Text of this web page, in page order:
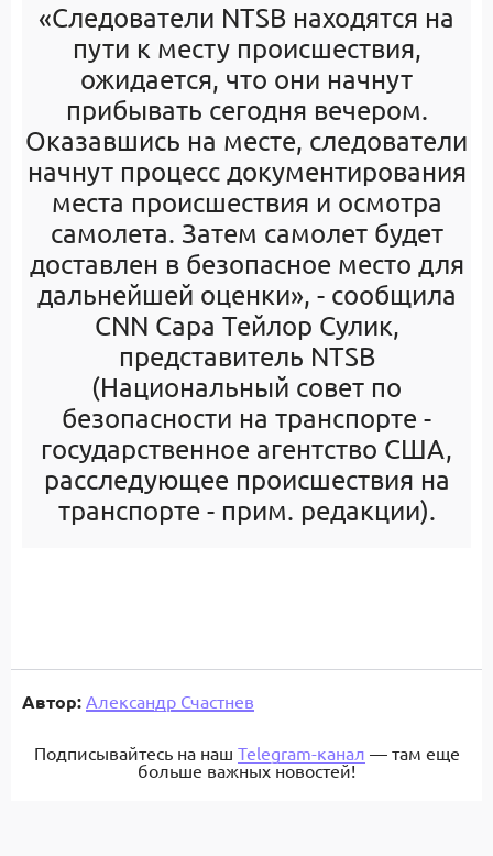
«Следователи NTSB находятся на
пути к месту происшествия,
ожидается, что они начнут
прибывать сегодня вечером.
Оказавшись на месте, следователи
начнут процесс документирования
места происшествия и осмотра
самолета. Затем самолет будет
доставлен в безопасное место для
дальнейшей оценки», - сообщила
CNN Сара Тейлор Сулик,
представитель NTSB
(Национальный совет по
безопасности на транспорте -
государственное агентство США,
расследующее происшествия на
транспорте - прим. редакции).
Автор: Александр Счастнев
Подписывайтесь на наш Telegram-канал — там еще
больше важных новостей!